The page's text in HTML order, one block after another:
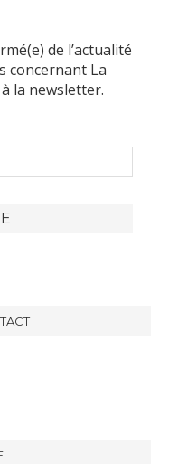
de l’actualité
concernant La
la newsletter.